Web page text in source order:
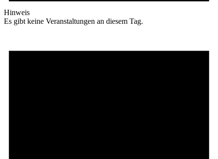
Hinweis
Es gibt keine Veranstaltungen an diesem Tag.